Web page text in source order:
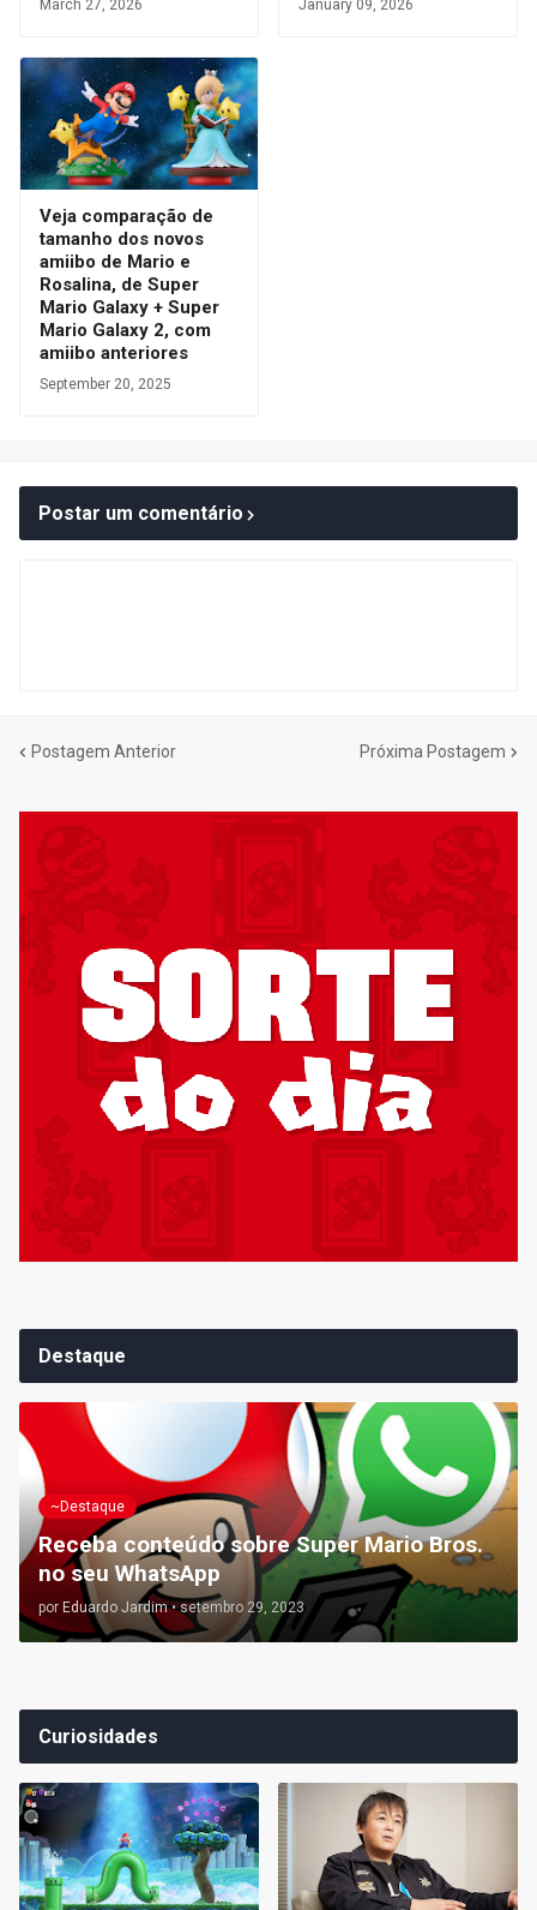
March 27, 2026 January 09, 2026
Veja comparação de
tamanho dos novos
amiibo de Mario e
Rosalina, de Super
Mario Galaxy + Super
Mario Galaxy 2, com
amiibo anteriores
September 20, 2025
Postar um comentário
Postagem Anterior Próxima Postagem
Destaque
~Destaque
Receba conteúdo sobre Super Mario Bros.
no seu WhatsApp
por Eduardo Jardim • setembro 29, 2023
Curiosidades